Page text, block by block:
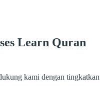
Learn Quran
kami dengan tingkatkan